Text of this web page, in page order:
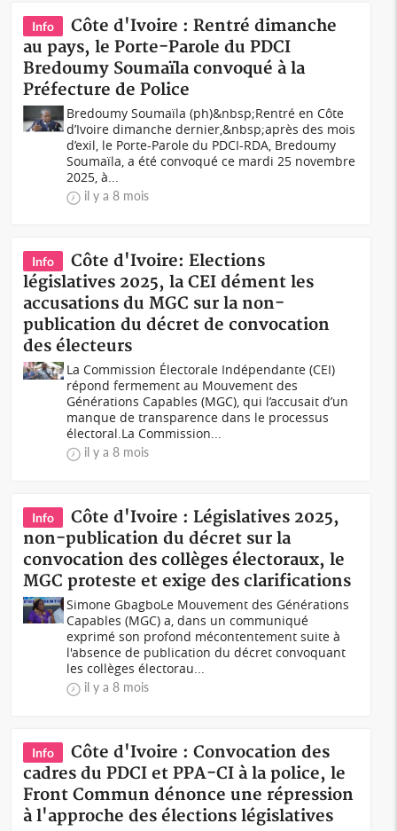
Info
Côte d'Ivoire : Rentré dimanche
au pays, le Porte-Parole du PDCI
Bredoumy Soumaïla convoqué à la
Préfecture de Police
Bredoumy Soumaïla (ph)&nbsp;Rentré en Côte
d’Ivoire dimanche dernier,&nbsp;après des mois
d’exil, le Porte-Parole du PDCI-RDA, Bredoumy
Soumaïla, a été convoqué ce mardi 25 novembre
2025, à...
il y a 8 mois
Info
Côte d'Ivoire: Elections
législatives 2025, la CEI dément les
accusations du MGC sur la non-
publication du décret de convocation
des électeurs
La Commission Électorale Indépendante (CEI)
répond fermement au Mouvement des
Générations Capables (MGC), qui l’accusait d’un
manque de transparence dans le processus
électoral.La Commission...
il y a 8 mois
Info
Côte d'Ivoire : Législatives 2025,
non-publication du décret sur la
convocation des collèges électoraux, le
MGC proteste et exige des clarifications
Simone GbagboLe Mouvement des Générations
Capables (MGC) a, dans un communiqué
exprimé son profond mécontentement suite à
l'absence de publication du décret convoquant
les collèges électorau...
il y a 8 mois
Info
Côte d'Ivoire : Convocation des
cadres du PDCI et PPA-CI à la police, le
Front Commun dénonce une répression
à l'approche des élections législatives